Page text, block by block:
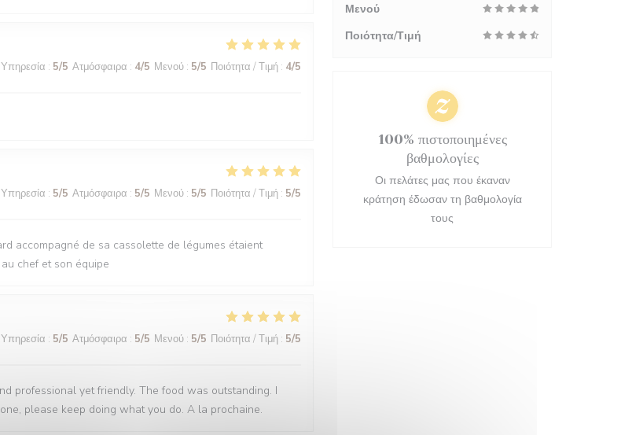
Υπηρεσία : 5/5 Ατμόσφαιρα : 4/5 Μενού : 5/5 Ποιότητα / Τιμή : 4/5
Υπηρεσία : 5/5 Ατμόσφαιρα : 5/5 Μενού : 5/5 Ποιότητα / Τιμή : 5/5
accompagné de sa cassolette de légumes étaient
chef et son équipe
Υπηρεσία : 5/5 Ατμόσφαιρα : 5/5 Μενού : 5/5 Ποιότητα / Τιμή : 5/5
professional yet friendly. The food was outstanding. I
please keep doing what you do. A la prochaine.
Μενού
Ποιότητα/Τιμή
100% πιστοποιημένες
βαθμολογίες
Οι πελάτες μας που έκαναν
κράτηση έδωσαν τη βαθμολογία
τους